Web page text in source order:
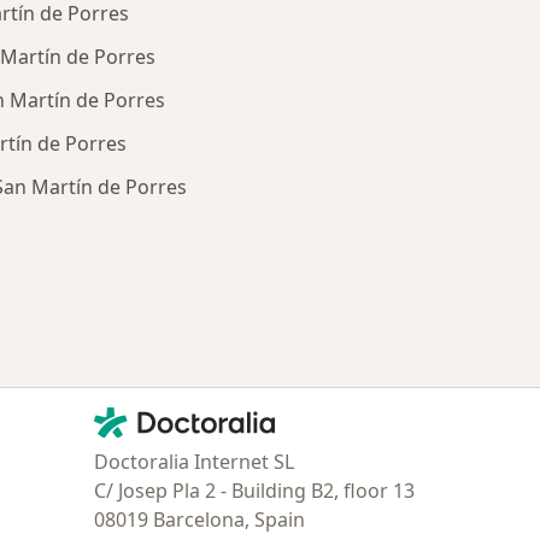
de Porres
de Porres
Martín de Porres
de Porres
Martín de Porres
Contacto
Doctoralia - Página de inicio
Doctoralia Internet SL
C/ Josep Pla 2 - Building B2, floor 13
08019 Barcelona, Spain